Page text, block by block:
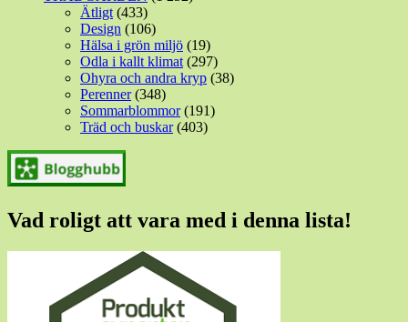
Ätligt(433)
Design (106)
Hälsa i grön miljö (19)
Odla i kallt klimat(297)
Ohyra och andra kryp (38)
Perenner(348)
Sommarblommor(191)
Träd och buskar(403)
Vad roligt att vara med i denna lista!